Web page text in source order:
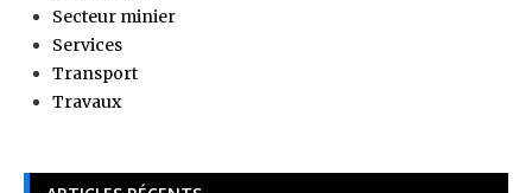
Secteur minier
Services
Transport
Travaux